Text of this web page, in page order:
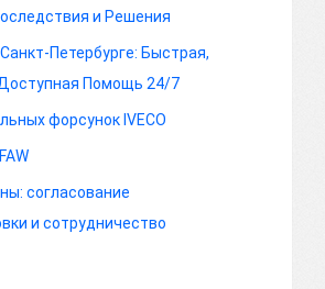
и Решения
Петербурге: Быстрая,
Помощь 24/7
форсунок IVECO
согласование
и сотрудничество